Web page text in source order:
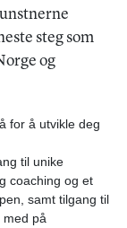
steg som
og
for å utvikle deg
til unike
coaching og et
samt tilgang til
med på